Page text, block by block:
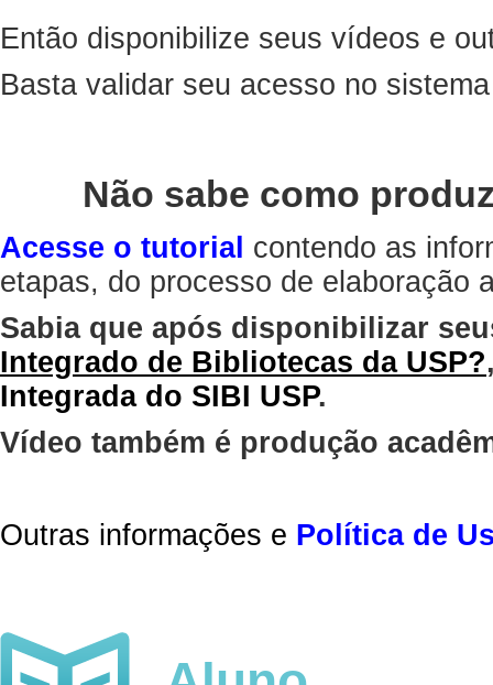
Então disponibilize seus vídeos e
Basta validar seu acesso no
Não sabe como
Acesse o tutorial contendo as
etapas, do processo de elaboração
Sabia que após disponibilizar
Integrado de Bibliotecas da USP?
Integrada do SIBI USP.
Vídeo também é produção
Outras informações e Política de